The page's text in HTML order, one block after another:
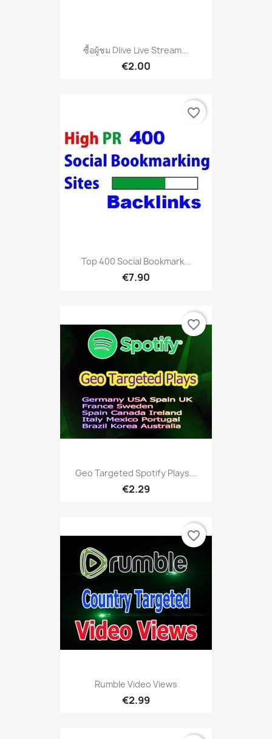
ซื้อผู้ชม Dlive Live Stream...
€2.00
Top 400 Social Bookmark...
€7.90
favorite_border
Geo Targeted Spotify Plays...
€2.29
favorite_border
Rumble Video Views
€2.99
favorite_border